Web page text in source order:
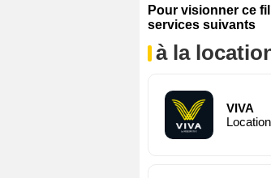
Pour visionner ce
services suivants
à la
VIVA